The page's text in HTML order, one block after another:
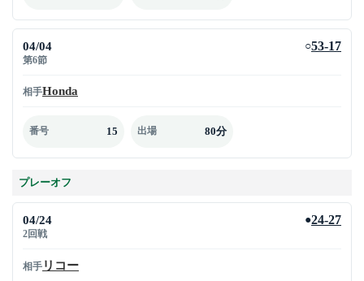
04/04
第6節
○53-17
相手Honda
番号 15 出場 80分
プレーオフ
04/24
2回戦
●24-27
相手 リコー